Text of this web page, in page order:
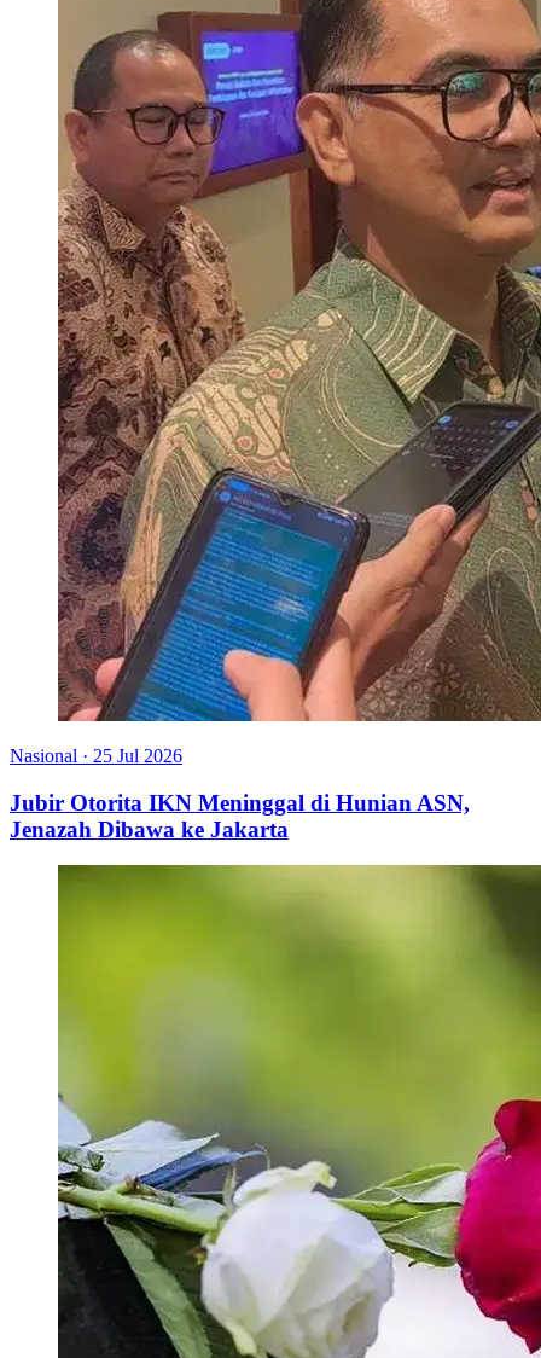
Nasional · 25 Jul 2026
Jubir Otorita IKN Meninggal di Hunian ASN,
Jenazah Dibawa ke Jakarta